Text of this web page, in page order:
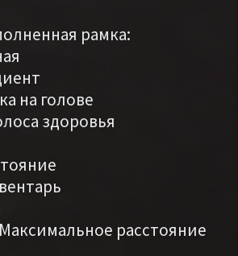
рамка:
на голове
здоровья
расстояние